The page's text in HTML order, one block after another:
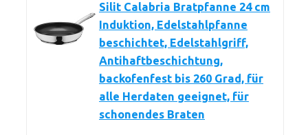
Silit Calabria Bratpfanne 24 cm
Induktion, Edelstahlpfanne
beschichtet, Edelstahlgriff,
Antihaftbeschichtung,
backofenfest bis 260 Grad, für
alle Herdaten geeignet, für
schonendes Braten